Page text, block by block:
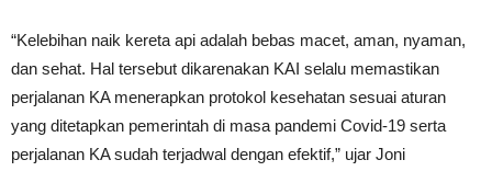
“Kelebihan naik kereta api adalah bebas macet, aman, nyaman,
dan sehat. Hal tersebut dikarenakan KAI selalu memastikan
perjalanan KA menerapkan protokol kesehatan sesuai aturan
yang ditetapkan pemerintah di masa pandemi Covid-19 serta
perjalanan KA sudah terjadwal dengan efektif,” ujar Joni